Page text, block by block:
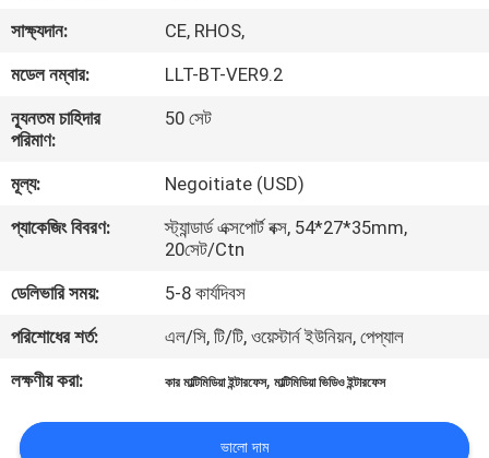
আমাদের
সম্পর্কে
ভ্রমণ
নিয়ন্ত্রণ
যোগাযোগ
করুন
সাক্ষ্যদান:
CE, RHOS,
মডেল নম্বার:
LLT-BT-VER9.2
ন্যূনতম চাহিদার
পরিমাণ:
50 সেট
মূল্য:
Negoitiate (USD)
প্যাকেজিং বিবরণ:
স্ট্যান্ডার্ড এক্সপোর্ট বক্স, 54*27*35mm,
20সেট/Ctn
ডেলিভারি সময়:
5-8 কার্যদিবস
পরিশোধের শর্ত:
এল/সি, টি/টি, ওয়েস্টার্ন ইউনিয়ন, পেপ্যাল
লক্ষণীয় করা:
কার মাল্টিমিডিয়া ইন্টারফেস,মাল্টিমিডিয়া ভিডিও ইন্টারফেস
ভালো দাম